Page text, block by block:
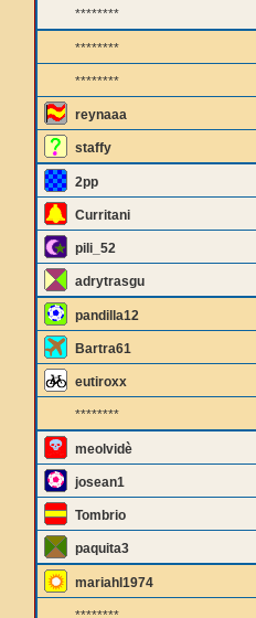
********
********
********
reynaaa
staffy
2pp
Curritani
pili_52
adrytrasgu
pandilla12
Bartra61
eutiroxx
********
meolvidè
josean1
Tombrio
paquita3
mariahl1974